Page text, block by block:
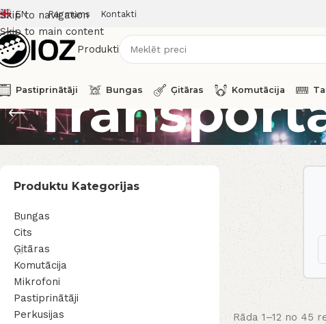
Skip to navigation
Skip to main content
EN Par mums Kontakti
Produkti
Pastiprinātāji Bungas Ģitāras Komutācija
Produktu Kategorijas
Bungas
Cits
Ģitāras
Komutācija
Mikrofoni
Pastiprinātāji
Perkusijas
Rāda 1–12 no 45